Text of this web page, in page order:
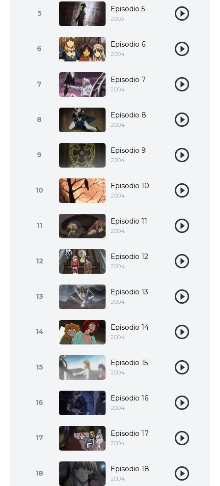
5 Episodio 5
2003
6 Episodio 6
2004
7 Episodio 7
2004
8 Episodio 8
2004
9 Episodio 9
2004
10 Episodio 10
2004
11 Episodio 11
2004
12 Episodio 12
2004
13 Episodio 13
2004
14 Episodio 14
2004
15 Episodio 15
2004
16 Episodio 16
2004
17 Episodio 17
2004
18 Episodio 18
2004